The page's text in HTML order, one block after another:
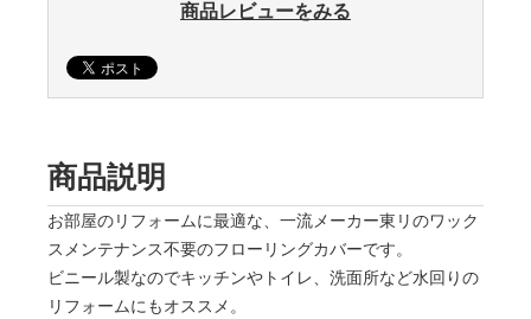
商品レビューをみる
商品説明
お部屋のリフォームに最適な、一流メーカー東リのワック
スメンテナンス不要のフローリングカバーです。
ビニール製なのでキッチンやトイレ、洗面所など水回りの
リフォームにもオススメ。